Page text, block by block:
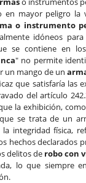
en mayor peligro la
o instrumento
idóneos
se contiene en
" no permite
un mango de un
que satisfaría las
del artículo
la exhibición,
se trata de un
integridad física,
hechos declarados
delitos de robo con
lo que siempre